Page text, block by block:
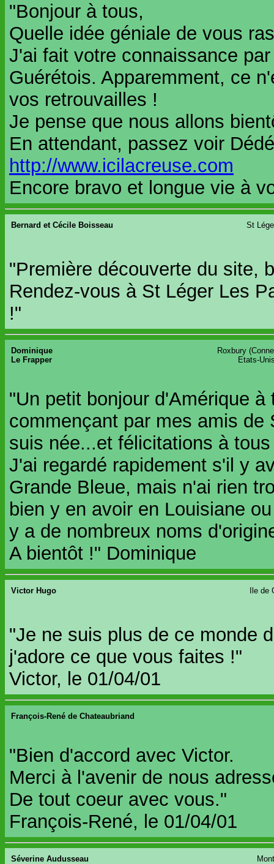
"Bonjour à tous,
Quelle idée géniale de vous
J'ai fait votre connaissance
Guérétois. Apparemment, ce
vos retrouvailles !
Je pense que nous allons
En attendant, passez voir
http://www.icilacreuse.com
Encore bravo et longue vie à
Bernard et Cécile Boisseau St
"Première découverte du site,
Rendez-vous à St Léger Les
!"
Dominique
Le Frapper
Roxbury(
Etats-
"Un petit bonjour d'Amérique
commençant par mes amis
suis née...et félicitations à
J'ai regardé rapidement s'il y
Grande Bleue, mais n'ai rien
bien y en avoir en Louisiane
y a de nombreux noms
A bientôt !" Dominique
Victor Hugo Ile de
"Je ne suis plus de ce monde
j'adore ce que vous faites !"
Victor, le 01/04/01
François-René de Chateaubriand
"Bien d'accord avec Victor.
Merci à l'avenir de nous
De tout coeur avec vous."
François-René, le 01/04/01
Séverine Audusseau